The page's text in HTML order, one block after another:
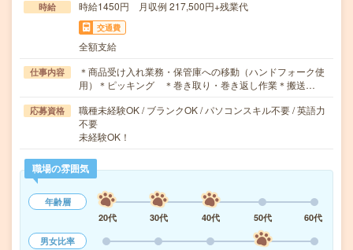
時給 時給1450円 月収例 217,500円+残業代
交通費
全額支給
仕事内容
＊商品受け入れ業務・保管庫への移動（ハンドフォーク使
用）＊ピッキング ＊巻き取り・巻き返し作業＊搬送…
応募資格
職種未経験OK / ブランクOK / パソコンスキル不要 / 英語力
不要
未経験OK！
職場の雰囲気
年齢層
20代
30代 40代 50代
60代
男女比率